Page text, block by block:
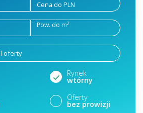
Cena do PLN
Pow. do m2
Rynek
wtórny
Oferty
bez prowizji